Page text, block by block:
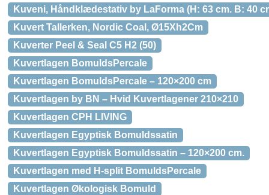
Kuveni, Håndklædestativ by LaForma (H: 63 cm. B: 40
Kuvert Tallerken, Nordic Coal, Ø15Xh2Cm
Kuverter Peel & Seal C5 H2 (50)
Kuvertlagen BomuldsPercale
Kuvertlagen BomuldsPercale – 120×200 cm
Kuvertlagen by BN – Hvid Kuvertlagener 210×210
Kuvertlagen CPH LIVING
Kuvertlagen Egyptisk Bomuldssatin
Kuvertlagen Egyptisk Bomuldssatin – 120×200 cm.
Kuvertlagen med H-split BomuldsPercale
Kuvertlagen Økologisk Bomuld